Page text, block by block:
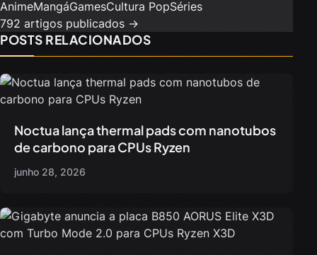
AnimeMangáGamesCultura PopSéries
792 artigos publicados →
POSTS RELACIONADOS
Noctua lança thermal pads com nanotubos
de carbono para CPUs Ryzen
junho 28, 2026